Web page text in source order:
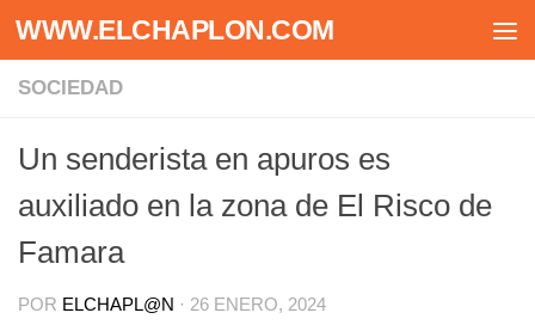
Saltar al contenido
WWW.ELCHAPLON.COM
SOCIEDAD
Un senderista en apuros es
auxiliado en la zona de El Risco de
Famara
POR ELCHAPL@N · 26 ENERO, 2024